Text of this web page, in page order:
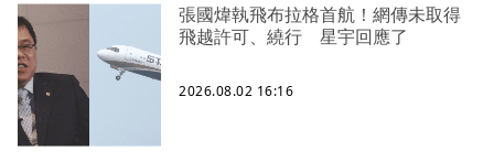
張國煒執飛布拉格首航！網傳未取得
飛越許可、繞行 星宇回應了
2026.08.02 16:16